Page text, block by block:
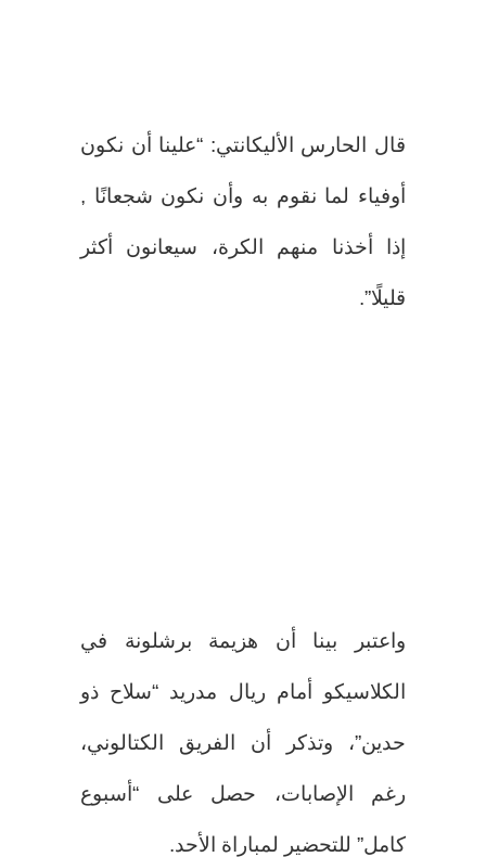
قال الحارس الأليكانتي: “علينا أن نكون
أوفياء لما نقوم به وأن نكون شجعانًا ,
إذا أخذنا منهم الكرة، سيعانون أكثر
قليلًا”.
واعتبر بينا أن هزيمة برشلونة في
الكلاسيكو أمام ريال مدريد “سلاح ذو
حدين”، وتذكر أن الفريق الكتالوني،
رغم الإصابات، حصل على “أسبوع
كامل” للتحضير لمباراة الأحد.